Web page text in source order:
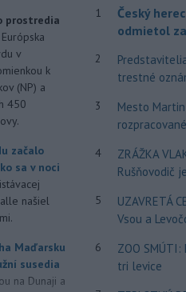
prostredia
v
k
(NP) a
450
začalo
sa v noci
našiel
Maďarsku
susedia
na Dunaji a
1
Český
odmietol
2
trestné
3
Mesto
4
ZRÁŽKA
Rušňovodič
5
UZAVRETÁ
Vsou a
6
ZOO
tri levice